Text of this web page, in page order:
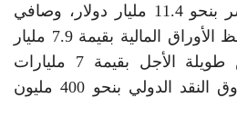
الاستثمار الأجنبي المباشر بنحو 11.4 مليار دولار، وصافي
تدفقات داخلة في محافظ الأوراق المالية بقيمة 7.9 مليار
دولار، وأقساط قروض طويلة الأجل بقيمة 7 مليارات
دولار، وتمويل من صندوق النقد الدولي بنحو 400 مليون